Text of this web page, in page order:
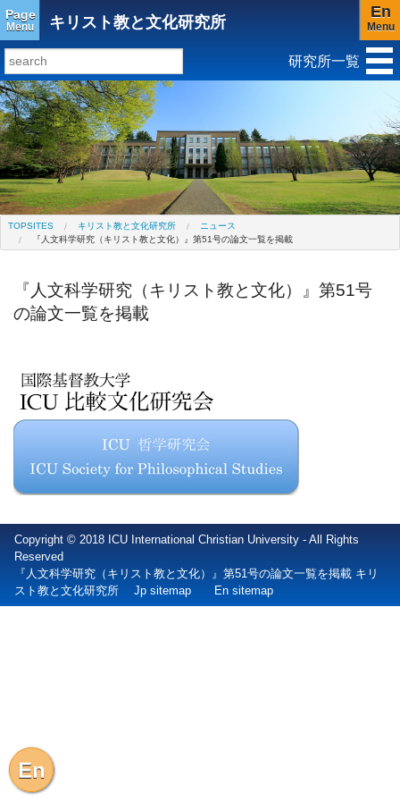
Page
Menu キリスト教と文化研究所
En
Menu
研究所トップ 教育研究所
キリスト教と文化研究所 アジア文化研究所
平和研究所 ジェンダー研究センター
研究所一覧
En
TOPSITES キリスト教と文化研究所
ニュース
『人文科学研究（キリスト教と文化）』第51号の論文一覧を掲載
『人文科学研究（キリスト教と文化）』第51号
の論文一覧を掲載
Copyright © 2018 ICU International Christian University - All Rights
Reserved
『人文科学研究（キリスト教と文化）』第51号の論文一覧を掲載 キリ
スト教と文化研究所 Jp sitemap En sitemap